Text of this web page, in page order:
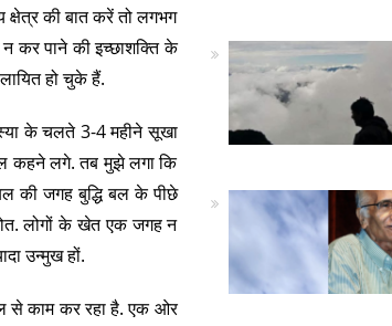
की बात करें तो लगभग
कर पाने की इच्छाशक्ति के
हो चुके हैं.
के चलते 3-4 महीने सूखा
कहने लगे. तब मुझे लगा कि
की जगह बुद्धि बल के पीछे
लोगों के खेत एक जगह न
उन्मुख हों.
से काम कर रहा है. एक ओर